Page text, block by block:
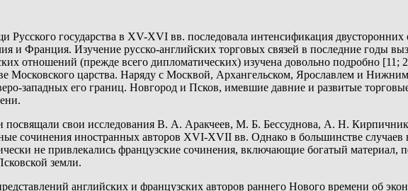
Русского государства в XV-XVI вв. последовала интенсификация
и Франция. Изучение русско-английских торговых связей в последние годы
отношений (прежде всего дипломатических) изучена довольно подробно [11;
Московского царства. Наряду с Москвой, Архангельском, Ярославлем и
западных его границ. Новгород и Псков, имевшие давние и развитые
посвящали свои исследования В. А. Аракчеев, М. Б. Бессуднова, А. Н.
сочинения иностранных авторов XVI-XVII вв. Однако в большинстве
не привлекались французские сочинения, включающие богатый материал,
земли.
английских и французских авторов раннего Нового времени об